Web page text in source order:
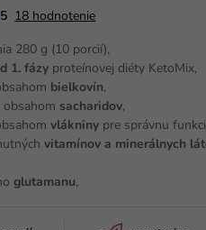
5 18 hodnotenie
280 g (10 porcií),
1. fázy proteínovej diéty KetoMix,
bielkovín,
obsahom sacharidov,
vlákniny pre správnu
vitamínov a minerálnych
glutamanu,